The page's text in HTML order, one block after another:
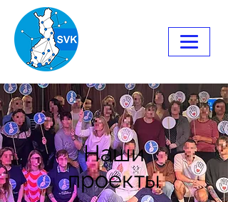
Наши
проекты